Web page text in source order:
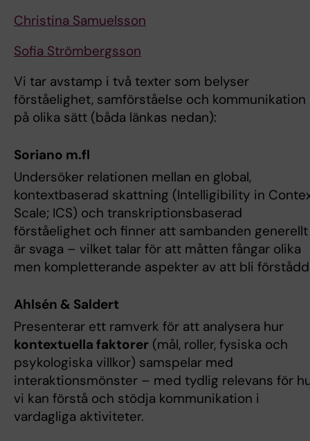
Christina Samuelsson
Sofia Strömbergsson
Vi tar avstamp i två texter som belyser
förståelighet, samförståelse och kommunikation
på olika sätt (båda länkas nedan):
Soriano m.fl
Undersöker relationen mellan en global,
kontextbaserad skattning (Intelligibility in
Scale; ICS) och transkriptionsbaserad
förståelighet och finner att sambanden generellt
är svaga – vilket talar för att måtten fångar olika
men kompletterande aspekter av att bli
Ahlsén & Saldert
Presenterar ett ramverk för att analysera hur
kontextuella faktorer (mål, roller, fysiska och
psykologiska villkor) samspelar med
interaktionsmönster – med tydlig relevans för
vi kan förstå och stödja kommunikation i
vardagliga aktiviteter.